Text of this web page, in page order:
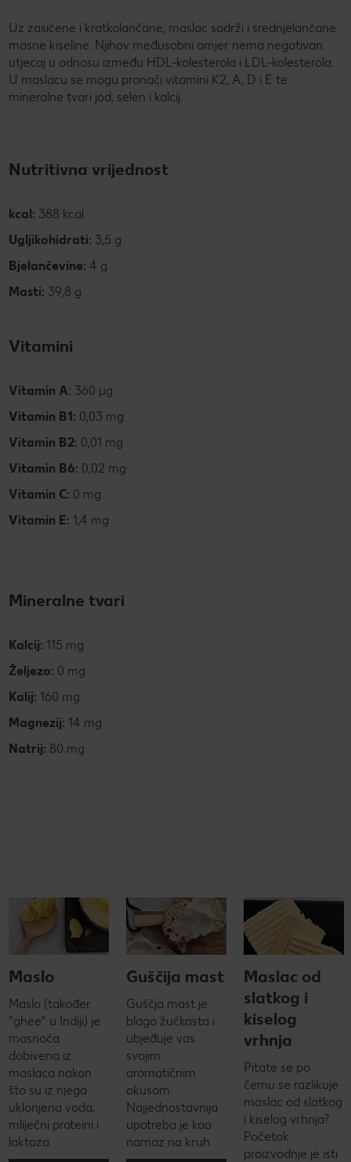
Uz zasićene i kratkolančane, maslac sadrži i srednjelančane
masne kiseline. Njihov međusobni omjer nema negativan
utjecaj u odnosu između HDL-kolesterola i LDL-kolesterola.
U maslacu se mogu pronaći vitamini K2, A, D i E te
mineralne tvari jod, selen i kalcij.
Nutritivna vrijednost
kcal: 388 kcal
Ugljikohidrati: 3,5 g
Bjelančevine: 4 g
Masti: 39,8 g
Vitamini
Vitamin A: 360 µg
Vitamin B1: 0,03 mg
Vitamin B2: 0,01 mg
Vitamin B6: 0,02 mg
Vitamin C: 0 mg
Vitamin E: 1,4 mg
Mineralne tvari
Kalcij: 115 mg
Željezo: 0 mg
Kalij: 160 mg
Magnezij: 14 mg
Natrij: 80 mg
Maslo
Maslo (također
"ghee" u Indiji) je
masnoća
dobivena iz
maslaca nakon
što su iz njega
uklonjena voda,
mliječni proteini i
laktoza.
Guščija mast
Guščja mast je
blago žućkasta i
ubjeđuje vas
svojim
aromatičnim
okusom.
Najjednostavnija
upotreba je kao
namaz na kruh.
Maslac od
slatkog i
kiselog
vrhnja
Pitate se po
čemu se razlikuje
maslac od slatkog
i kiselog vrhnja?
Početak
proizvodnje je isti